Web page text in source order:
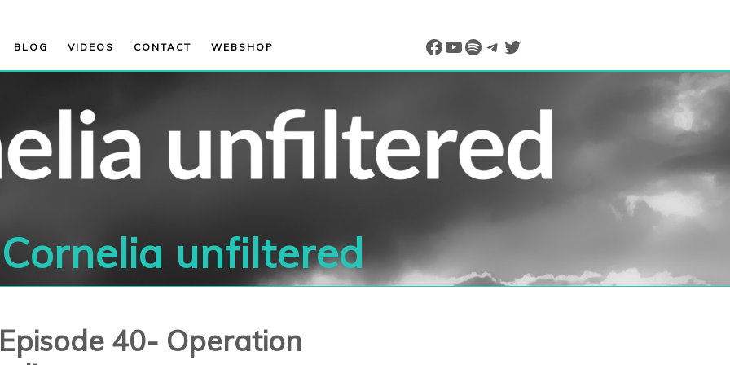
BLOG VIDEOS CONTACT WEBSHOP Facebook
YouTube
Spotify
Telegram
Twitter
Cornelia unfiltered
40- Operation